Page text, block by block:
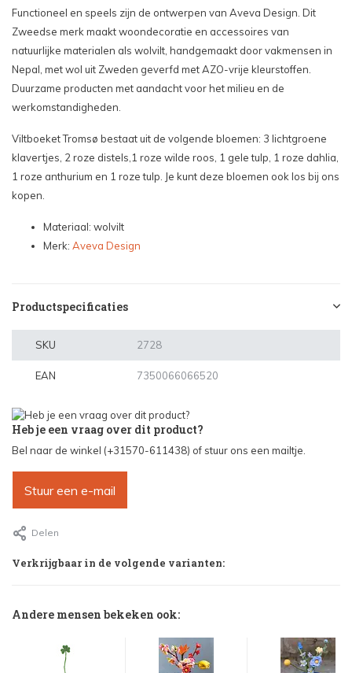
Functioneel en speels zijn de ontwerpen van Aveva Design. Dit
Zweedse merk maakt woondecoratie en accessoires van
natuurlijke materialen als wolvilt, handgemaakt door vakmensen in
Nepal, met wol uit Zweden geverfd met AZO-vrije kleurstoffen.
Duurzame producten met aandacht voor het milieu en de
werkomstandigheden.
Viltboeket Tromsø bestaat uit de volgende bloemen: 3 lichtgroene
klavertjes, 2 roze distels,1 roze wilde roos, 1 gele tulp, 1 roze dahlia,
1 roze anthurium en 1 roze tulp. Je kunt deze bloemen ook los bij ons
kopen.
Materiaal: wolvilt
Merk: Aveva Design
Productspecificaties
SKU 2728
EAN 7350066066520
Heb je een vraag over dit product?
Bel naar de winkel (+31570-611438) of stuur ons een mailtje.
Stuur een e-mail
Delen
Verkrijgbaar in de volgende varianten:
Andere mensen bekeken ook: